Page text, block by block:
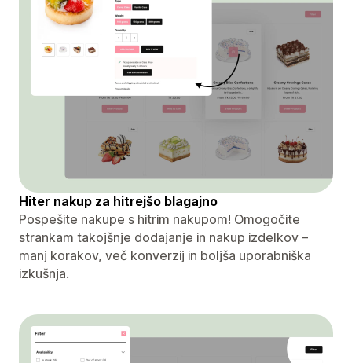
Hiter nakup za hitrejšo blagajno
Pospešite nakupe s hitrim nakupom! Omogočite
strankam takojšnje dodajanje in nakup izdelkov –
manj korakov, več konverzij in boljša uporabniška
izkušnja.